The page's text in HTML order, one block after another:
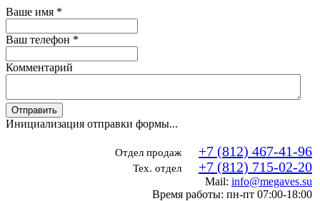
Ваше имя *
Ваш телефон *
Комментарий
Отправить
Инициализация отправки формы...
Отдел продаж +7 (812) 467-41-96
Тех. отдел +7 (812) 715-02-20
Mail: info@megaves.su
Время работы: пн-пт 07:00-18:00